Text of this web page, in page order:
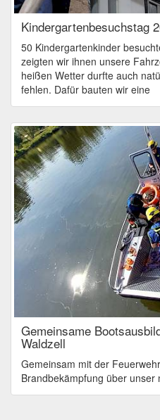
Kindergartenbesuchstag
50 Kindergartenkinder
zeigten wir ihnen unsere
heißen Wetter durfte auch
fehlen. Dafür bauten wir eine
Gemeinsame
Waldzell
Gemeinsam mit der
Brandbekämpfung über